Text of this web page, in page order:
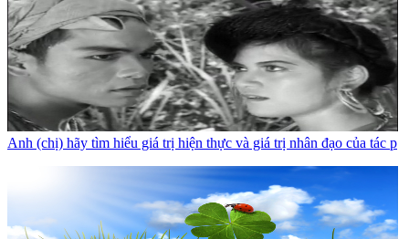
Anh (chị) hãy tìm hiểu giá trị hiện thực và giá trị nhân đạo của tác p